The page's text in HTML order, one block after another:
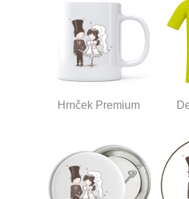
Hrnček Premium